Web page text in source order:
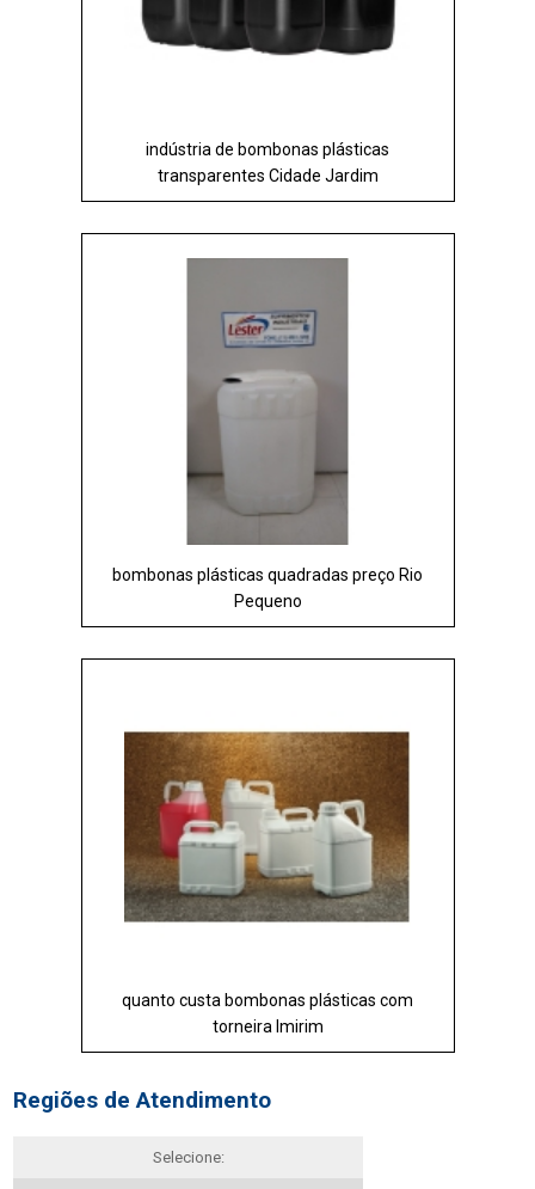
indústria de bombonas plásticas
transparentes Cidade Jardim
bombonas plásticas quadradas preço Rio
Pequeno
quanto custa bombonas plásticas com
torneira Imirim
Regiões de Atendimento
Selecione: